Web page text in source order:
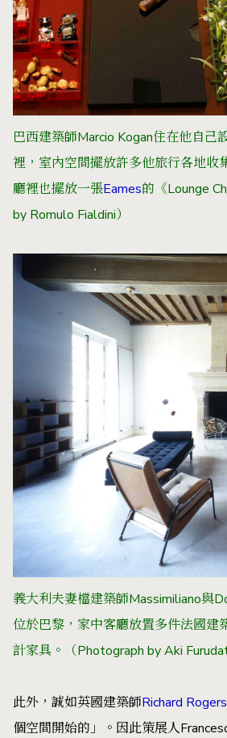
巴西建築師Marcio Kogan住在他自己
裡，室內空間擺放許多他旅行各地收
廳裡也擺放一張Eames的《Lounge
by Romulo Fialdini）
義大利夫妻檔建築師Massimiliano與
位於巴黎，家中客廳放置多件法國建
計家具。（Photograph by Aki
此外，誠如英國建築師Richard Rogers
個空間開始的」。因此策展人